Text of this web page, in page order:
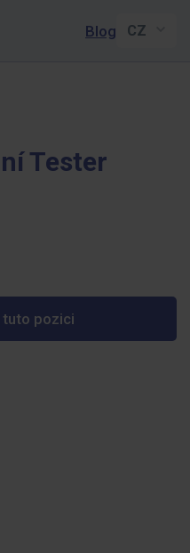
Blog
Tester
tuto pozici